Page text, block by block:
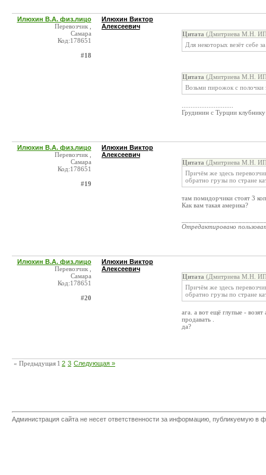
Илюхин В.А. физ.лицо
Перевозчик ,
Самара
Код:178651
#18
Илюхин Виктор
Алексеевич
Цитата (Дмитриева М.Н.
Для некоторых везёт себе
Цитата (Дмитриева М.Н.
Возьми пирожок с полочки
Грудинин с Турции
Илюхин В.А. физ.лицо
Перевозчик ,
Самара
Код:178651
#19
Илюхин Виктор
Алексеевич
Цитата (Дмитриева М.Н.
Причём же здесь
обратно грузы по стране
там помидорчики стоят 3
Как вам такая америка?
Отредактировано
Илюхин В.А. физ.лицо
Перевозчик ,
Самара
Код:178651
#20
Илюхин Виктор
Алексеевич
Цитата (Дмитриева М.Н.
Причём же здесь
обратно грузы по стране
ага. а вот ещё глупые -
продавать .
да?
« Предыдущая 1 2 3 Следующая »
Администрация сайта не несет ответственности за информацию, публикуемую